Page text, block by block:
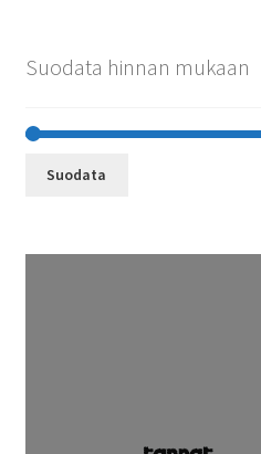
Suodata hinnan mukaan
Suodata